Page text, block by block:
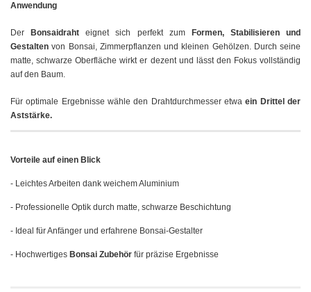
Anwendung
Der Bonsaidraht eignet sich perfekt zum
Formen, Stabilisieren und
Gestalten von Bonsai, Zimmerpflanzen und kleinen Gehölzen. Durch seine
matte, schwarze Oberfläche wirkt er dezent und lässt den Fokus vollständig
auf den Baum.
Für optimale Ergebnisse wähle den Drahtdurchmesser etwaein Drittel der
Aststärke.
Vorteile auf einen Blick
- Leichtes Arbeiten dank weichem Aluminium
- Professionelle Optik durch matte, schwarze Beschichtung
- Ideal für Anfänger und erfahrene Bonsai-Gestalter
- Hochwertiges Bonsai Zubehör für präzise Ergebnisse